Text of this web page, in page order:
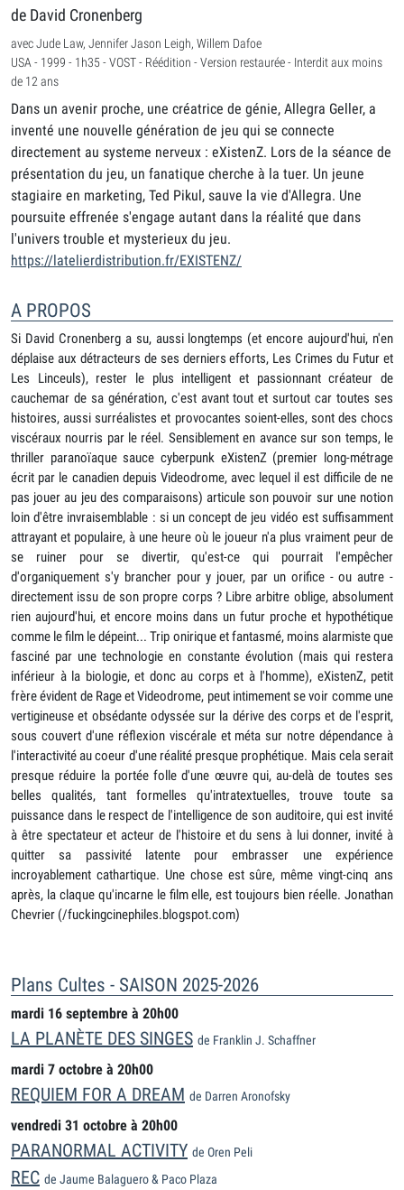
de David Cronenberg
avec Jude Law, Jennifer Jason Leigh, Willem Dafoe
USA - 1999 - 1h35 - VOST - Réédition - Version restaurée - Interdit aux moins
de 12 ans
Dans un avenir proche, une créatrice de génie, Allegra Geller, a
inventé une nouvelle génération de jeu qui se connecte
directement au systeme nerveux : eXistenZ. Lors de la séance de
présentation du jeu, un fanatique cherche à la tuer. Un jeune
stagiaire en marketing, Ted Pikul, sauve la vie d'Allegra. Une
poursuite effrenée s'engage autant dans la réalité que dans
l'univers trouble et mysterieux du jeu.
https://latelierdistribution.fr/EXISTENZ/
A PROPOS
Si David Cronenberg a su, aussi longtemps (et encore aujourd'hui, n'en
déplaise aux détracteurs de ses derniers efforts, Les Crimes du Futur et
Les Linceuls), rester le plus intelligent et passionnant créateur de
cauchemar de sa génération, c'est avant tout et surtout car toutes ses
histoires, aussi surréalistes et provocantes soient-elles, sont des chocs
viscéraux nourris par le réel. Sensiblement en avance sur son temps, le
thriller paranoïaque sauce cyberpunk eXistenZ (premier long-métrage
écrit par le canadien depuis Videodrome, avec lequel il est difficile de ne
pas jouer au jeu des comparaisons) articule son pouvoir sur une notion
loin d'être invraisemblable : si un concept de jeu vidéo est suffisamment
attrayant et populaire, à une heure où le joueur n'a plus vraiment peur de
se ruiner pour se divertir, qu'est-ce qui pourrait l'empêcher
d'organiquement s'y brancher pour y jouer, par un orifice - ou autre -
directement issu de son propre corps ? Libre arbitre oblige, absolument
rien aujourd'hui, et encore moins dans un futur proche et hypothétique
comme le film le dépeint... Trip onirique et fantasmé, moins alarmiste que
fasciné par une technologie en constante évolution (mais qui restera
inférieur à la biologie, et donc au corps et à l'homme), eXistenZ, petit
frère évident de Rage et Videodrome, peut intimement se voir comme une
vertigineuse et obsédante odyssée sur la dérive des corps et de l'esprit,
sous couvert d'une réflexion viscérale et méta sur notre dépendance à
l'interactivité au coeur d'une réalité presque prophétique. Mais cela serait
presque réduire la portée folle d'une œuvre qui, au-delà de toutes ses
belles qualités, tant formelles qu'intratextuelles, trouve toute sa
puissance dans le respect de l'intelligence de son auditoire, qui est invité
à être spectateur et acteur de l'histoire et du sens à lui donner, invité à
quitter sa passivité latente pour embrasser une expérience
incroyablement cathartique. Une chose est sûre, même vingt-cinq ans
après, la claque qu'incarne le film elle, est toujours bien réelle. Jonathan
Chevrier (/fuckingcinephiles.blogspot.com)
Plans Cultes - SAISON 2025-2026
mardi 16 septembre à 20h00
LA PLANÈTE DES SINGES de Franklin J. Schaffner
mardi 7 octobre à 20h00
REQUIEM FOR A DREAM de Darren Aronofsky
vendredi 31 octobre à 20h00
PARANORMAL ACTIVITY de Oren Peli
REC de Jaume Balaguero & Paco Plaza